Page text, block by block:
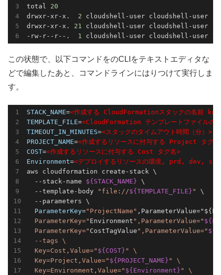
total 20
drwxr-xr-x. 2 cloudshell-user cloudshell-user
drwxr-xr-x. 21 cloudshell-user cloudshell-user
-rw-r--r--. 1 cloudshell-user cloudshell-user
この状態で、以下コマンドをのCLIをテキストエディタな
どで編集したあと、コマンドラインにはりつけて実行しま
す。
STACK_NAME=<作成する CloudFormationスタックの名前
TEMPLATE_FILE=<CloudFormation テンプレートファイルの
TIMEOUT_IN_MINUTES=<スタックのタイムアウト時間（分）>
PROJECT_NAME=
COST=<作成するリソースに付与する Cost タグ名>
Environment=<デプロイするリソースの環境, prd, dev,
aws cloudformation create-stack \
  --stack-name
${STACK_NAME} \
  --template-body
"file://${TEMPLATE_FILE} "
\
  --parameters \
ParameterKey="ProjectName"
  ParameterKey="
Environment ",ParameterValue="
  ParameterKey="
CostTagValue ",ParameterValue="
  --tags \
  Key=Cost,Value="
${COST} " \
  Key=Project,Value="
${PROJECT_NAME} " \
  Key=Environment,Value="
${Environment} " \